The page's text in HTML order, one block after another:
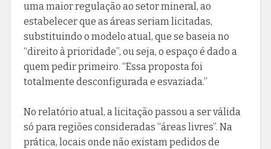
uma maior regulação ao setor mineral, ao
estabelecer que as áreas seriam licitadas,
substituindo o modelo atual, que se baseia no
“direito à prioridade”, ou seja, o espaço é dado a
quem pedir primeiro. “Essa proposta foi
totalmente desconfigurada e esvaziada.”
No relatório atual, a licitação passou a ser válida
só para regiões consideradas “áreas livres”. Na
prática, locais onde não existam pedidos de